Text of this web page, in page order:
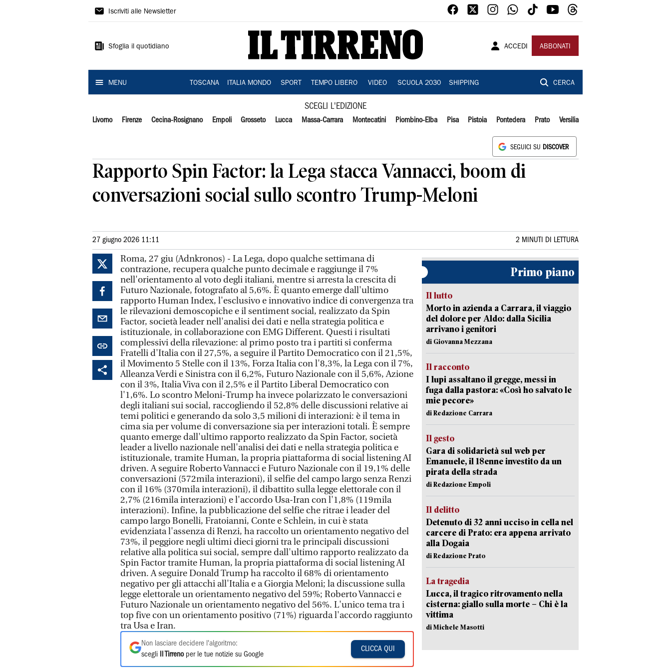
Il
Iscriviti alle Newsletter
Sfoglia il quotidiano ACCEDI ABBONATI
MENU TOSCANA ITALIA MONDO SPORT TEMPO LIBERO VIDEO SCUOLA 2030 SHIPPING CERCA
SCEGLI L'EDIZIONE
Livorno Firenze Cecina-Rosignano Empoli Grosseto Lucca Massa-Carrara Montecatini Piombino-Elba Pisa Pistoia Pontedera Prato Versilia
SEGUICI SU DISCOVER
Rapporto Spin Factor: la Lega stacca Vannacci, boom di
conversazioni social sullo scontro Trump-Meloni
27 giugno 2026 11:11 2 MINUTI DI LETTURA
Roma, 27 giu (Adnkronos) - La Lega, dopo qualche settimana di
contrazione, recupera qualche punto decimale e raggiunge il 7%
nell'orientamento al voto degli italiani, mentre si arresta la crescita di
Futuro Nazionale, fotografato al 5,6%. È quanto emerge dall'ultimo
rapporto Human Index, l'esclusivo e innovativo indice di convergenza tra
le rilevazioni demoscopiche e il sentiment social, realizzato da Spin
Factor, società leader nell'analisi dei dati e nella strategia politica e
istituzionale, in collaborazione con EMG Different. Questi i risultati
complessivi della rilevazione: al primo posto tra i partiti si conferma
Fratelli d'Italia con il 27,5%, a seguire il Partito Democratico con il 21,5%,
il Movimento 5 Stelle con il 13%, Forza Italia con l'8,3%, la Lega con il 7%,
Alleanza Verdi e Sinistra con il 6,2%, Futuro Nazionale con il 5,6%, Azione
con il 3%, Italia Viva con il 2,5% e il Partito Liberal Democratico con
l'1,6%. Lo scontro Meloni-Trump ha invece polarizzato le conversazioni
degli italiani sui social, raccogliendo il 52,8% delle discussioni relative ai
temi politici e generando da solo 3,5 milioni di interazioni: è il tema in
cima sia per volume di conversazione sia per interazioni totali. È sempre
quanto emerge dall'ultimo rapporto realizzato da Spin Factor, società
leader a livello nazionale nell'analisi dei dati e nella strategia politica e
istituzionale, tramite Human, la propria piattaforma di social listening AI
driven. A seguire Roberto Vannacci e Futuro Nazionale con il 19,1% delle
conversazioni (572mila interazioni), il selfie del campo largo senza Renzi
con il 16% (370mila interazioni), il dibattito sulla legge elettorale con il
2,7% (216mila interazioni) e l'accordo Usa-Iran con l'1,8% (119mila
interazioni). Infine, la pubblicazione del selfie che ritrae i leader del
campo largo Bonelli, Fratoianni, Conte e Schlein, in cui è stata
evidenziata l'assenza di Renzi, ha raccolto un orientamento negativo del
73%, il peggiore negli ultimi dieci giorni tra le principali discussioni
relative alla politica sui social, sempre dall'ultimo rapporto realizzato da
Spin Factor tramite Human, la propria piattaforma di social listening AI
driven. A seguire Donald Trump ha raccolto il 68% di orientamento
negativo per gli attacchi all'Italia e a Giorgia Meloni; la discussione sulla
legge elettorale un orientamento negativo del 59%; Roberto Vannacci e
Futuro Nazionale un orientamento negativo del 56%. L'unico tema tra i
top five con un orientamento positivo (71%) riguarda l'accordo raggiunto
tra Usa e Iran.
Non lasciare decidere l'algoritmo:
scegli
Il Tirrenoper le tue notizie su Google
CLICCA QUI
Primo piano
Il lutto
Morto in azienda a Carrara, il viaggio
del dolore per Aldo: dalla Sicilia
arrivano i genitori
di Giovanna Mezzana
Il racconto
I lupi assaltano il gregge, messi in
fuga dalla pastora: «Così ho salvato le
mie pecore»
di Redazione Carrara
Il gesto
Gara di solidarietà sul web per
Emanuele, il 18enne investito da un
pirata della strada
di Redazione Empoli
Il delitto
Detenuto di 32 anni ucciso in cella nel
carcere di Prato: era appena arrivato
alla Dogaia
di Redazione Prato
La tragedia
Lucca, il tragico ritrovamento nella
cisterna: giallo sulla morte – Chi è la
vittima
di Michele Masotti